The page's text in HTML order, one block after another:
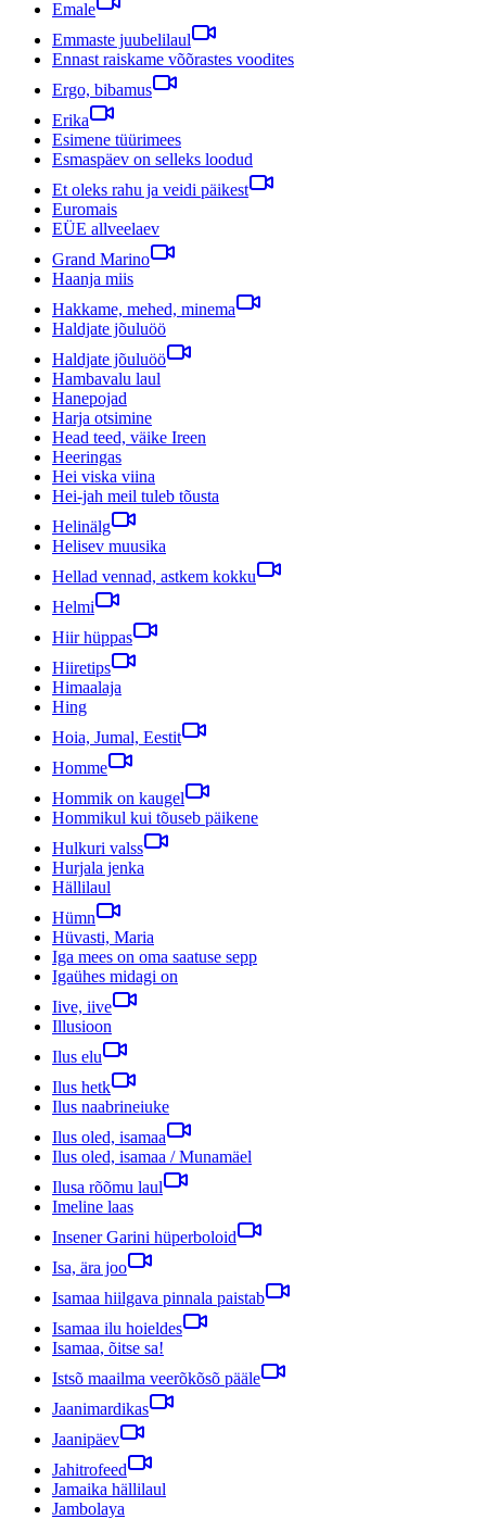
Emale
Emmaste juubelilaul
Ennast raiskame võõrastes voodites
Ergo, bibamus
Erika
Esimene tüürimees
Esmaspäev on selleks loodud
Et oleks rahu ja veidi päikest
Euromais
EÜE allveelaev
Grand Marino
Haanja miis
Hakkame, mehed, minema
Haldjate jõuluöö
Haldjate jõuluöö
Hambavalu laul
Hanepojad
Harja otsimine
Head teed, väike Ireen
Heeringas
Hei viska viina
Hei-jah meil tuleb tõusta
Helinälg
Helisev muusika
Hellad vennad, astkem kokku
Helmi
Hiir hüppas
Hiiretips
Himaalaja
Hing
Hoia, Jumal, Eestit
Homme
Hommik on kaugel
Hommikul kui tõuseb päikene
Hulkuri valss
Hurjala jenka
Hällilaul
Hümn
Hüvasti, Maria
Iga mees on oma saatuse sepp
Igaühes midagi on
Iive, iive
Illusioon
Ilus elu
Ilus hetk
Ilus naabrineiuke
Ilus oled, isamaa
Ilus oled, isamaa / Munamäel
Ilusa rõõmu laul
Imeline laas
Insener Garini hüperboloid
Isa, ära joo
Isamaa hiilgava pinnala paistab
Isamaa ilu hoieldes
Isamaa, õitse sa!
Istsõ maailma veerõkõsõ pääle
Jaanimardikas
Jaanipäev
Jahitrofeed
Jamaika hällilaul
Jambolaya